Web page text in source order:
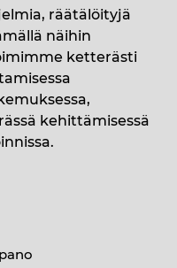
räätälöityjä
näihin
ketterästi
kehittämisessä